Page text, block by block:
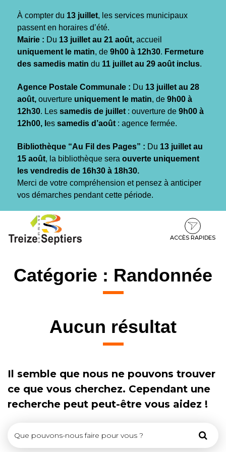
À compter du 13 juillet, les services municipaux
passent en horaires d’été.
Mairie : Du 13 juillet au 21 août, accueil
uniquement le matin, de 9h00 à 12h30. Fermeture
des samedis matin du 11 juillet au 29 août inclus.
Agence Postale Communale : Du 13 juillet au 28
août, ouverture uniquement le matin, de 9h00 à
12h30. Les samedis de juillet : ouverture de 9h00 à
12h00, l es samedis d’août : agence fermée.
Bibliothèque “Au Fil des Pages” : Du 13 juillet au
15 août, la bibliothèque sera ouverte uniquement
les vendredis de 16h30 à 18h30.
Merci de votre compréhension et pensez à anticiper
vos démarches pendant cette période.
contenu
pied
ACCÈS RAPIDES
Catégorie : Randonnée
Aucun résultat
Il semble que nous ne pouvons trouver
ce que vous cherchez. Cependant une
recherche peut peut-être vous aidez !